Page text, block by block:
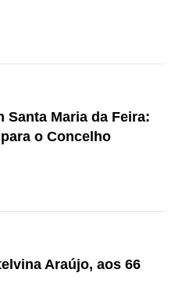
do Feirense
Santa Maria da Feira:
para o Concelho
Araújo, aos 66